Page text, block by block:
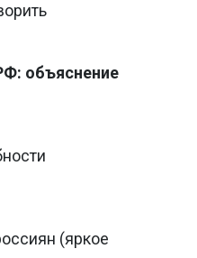
объяснение
(яркое